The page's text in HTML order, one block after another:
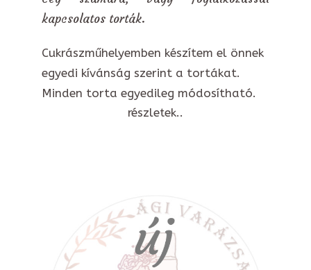
kapcsolatos torták.
Cukrászműhelyemben készítem el önnek
egyedi kívánság szerint a tortákat.
Minden torta egyedileg módosítható.
részletek..